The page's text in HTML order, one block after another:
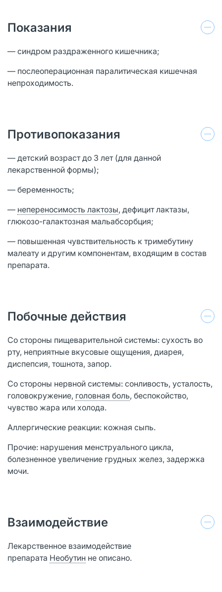
Показания
— cиндром раздраженного кишечника;
— послеоперационная паралитическая кишечная
непроходимость.
Противопоказания
— детский возраст до 3 лет (для данной
лекарственной формы);
— беременность;
— непереносимость лактозы, дефицит лактазы,
глюкозо-галактозная мальабсорбция;
— повышенная чувствительность к тримебутину
малеату и другим компонентам, входящим в состав
препарата.
Побочные действия
Со стороны пищеварительной системы: сухость во
рту, неприятные вкусовые ощущения, диарея,
диспепсия, тошнота, запор.
Со стороны нервной системы: сонливость, усталость,
головокружение, головная боль, беспокойство,
чувство жара или холода.
Аллергические реакции: кожная сыпь.
Прочие: нарушения менструального цикла,
болезненное увеличение грудных желез, задержка
мочи.
Взаимодействие
Лекарственное взаимодействие
препарата Необутин не описано.